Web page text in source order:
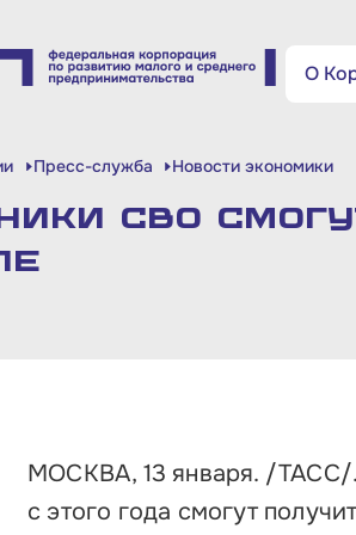
О
и финансовым
по сайту
Пресс-служба Новости экономики
СВО
МОСКВА, 13 января. /ТАСС/.
с этого года смогут